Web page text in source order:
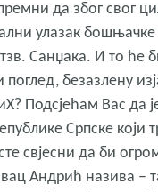
да због свог
улазак бошњачке
Санџака. И то ће
безазлену
Подсјећам Вас да
Српске који
свјесни да би
Андрић назива –